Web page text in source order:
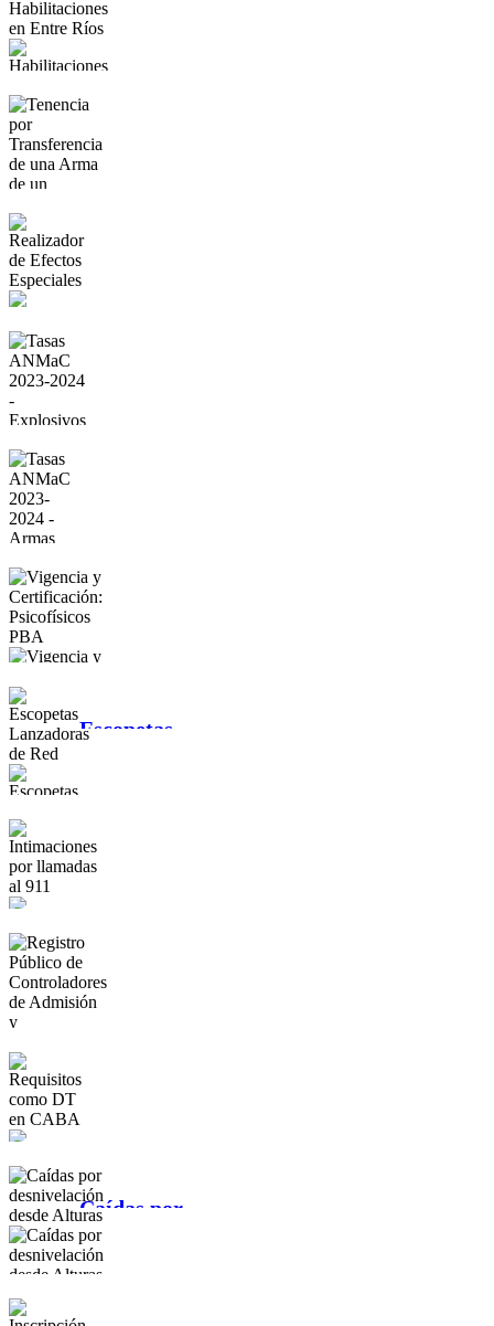
Habilitaciones
Tenencia por
Transferencia
Realizador de
Efectos
Tasas ANMaC
Explosivos
Vigencia y
Psicofísicos PBA
Escopetas
Intimaciones
Registro Público
de
Permanencia
DT en CABA
Caídas por
desnivelación
desde Alturas